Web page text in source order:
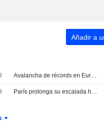
Añadir a
Avalancha de récords en Europa: el CAC 40 alcanza máximos históricos
París prolonga su escalada hacia nuevos máximos